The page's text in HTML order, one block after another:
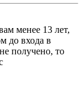
менее 13 лет,
до входа в
получено, то